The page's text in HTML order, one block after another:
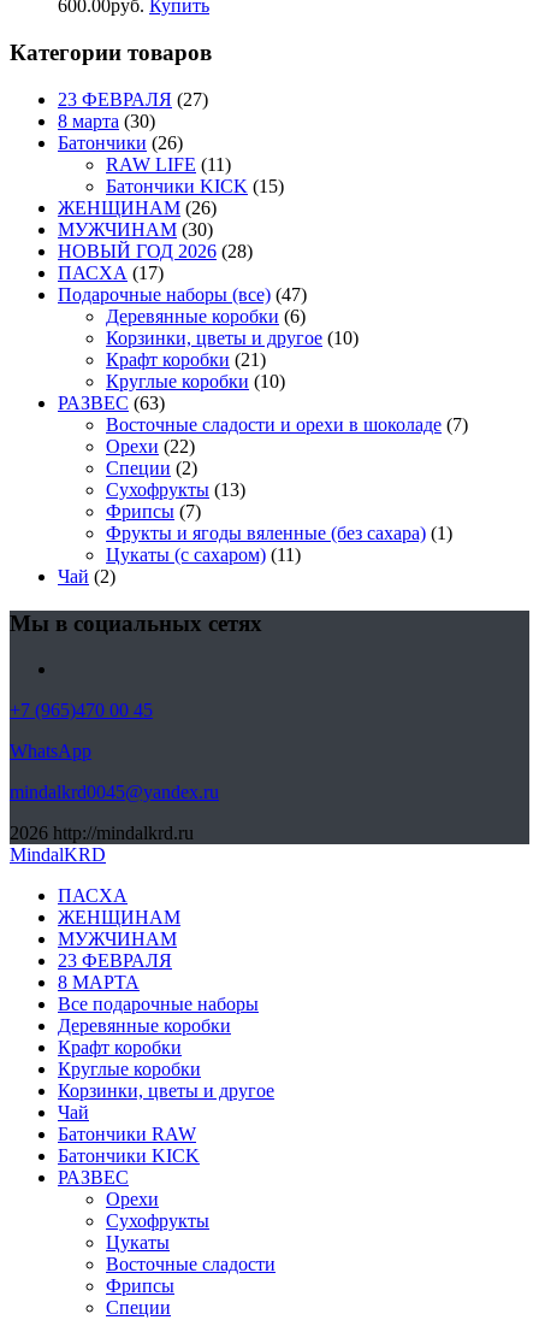
600.00руб. Купить
Категории товаров
23 ФЕВРАЛЯ (27)
8 марта (30)
Батончики (26)
RAW LIFE (11)
Батончики KICK (15)
ЖЕНЩИНАМ (26)
МУЖЧИНАМ (30)
НОВЫЙ ГОД 2026 (28)
ПАСХА (17)
Подарочные наборы (все) (47)
Деревянные коробки (6)
Корзинки, цветы и другое (10)
Крафт коробки (21)
Круглые коробки (10)
РАЗВЕС (63)
Восточные сладости и орехи в шоколаде (7)
Орехи (22)
Специи (2)
Сухофрукты (13)
Фрипсы (7)
Фрукты и ягоды вяленные (без сахара) (1)
Цукаты (с сахаром) (11)
Чай (2)
Мы в социальных сетях
+7 (965)470 00 45
WhatsApp
mindalkrd0045@yandex.ru
2026 http://mindalkrd.ru
MindalKRD
ПАСХА
ЖЕНЩИНАМ
МУЖЧИНАМ
23 ФЕВРАЛЯ
8 МАРТА
Все подарочные наборы
Деревянные коробки
Крафт коробки
Круглые коробки
Корзинки, цветы и другое
Чай
Батончики RAW
Батончики KICK
РАЗВЕС
Орехи
Сухофрукты
Цукаты
Восточные сладости
Фрипсы
Специи